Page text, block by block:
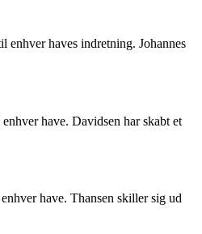
enhver haves indretning. Johannes
have. Davidsen har skabt et
have. Thansen skiller sig ud